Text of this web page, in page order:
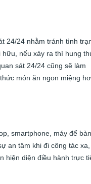
24/24 nhằm tránh tình
nếu xảy ra thì hung
sát 24/24 cũng sẽ làm
món ăn ngon miệng
smartphone, máy để
an tâm khi đi công tác
hiện diện điều hành trực